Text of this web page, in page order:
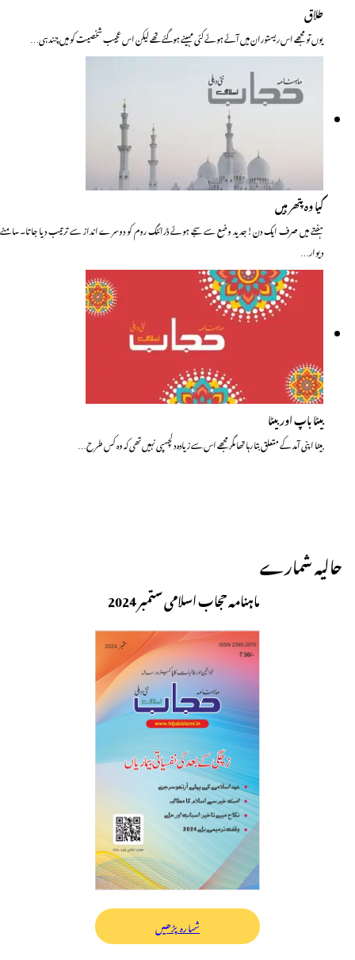
طلاق
یوں تو مجھے اس ریستوران میں آئے ہوئے کئی مہینے ہوگئے تھے لیکن اس عجیب شخصیت کو میں چند ہی…
کیا وہ پتھر ہیں
ہفتے میں صرف ایک دن! جدید وضع سے سجے ہوئے ڈرائنگ روم کو دوسرے انداز سے ترتیب دیا جاتا۔سامنے
دیوار…
بیٹا باپ اور بیٹا
بیٹا اپنی آمد کے متعلق بتا رہا تھا مگر مجھے اس سے زیادہ دلچسپی نہیں تھی کہ وہ کس طرح…
حالیہ شمارے
ماہنامہ حجاب اسلامی ستمبر 2024
شمارہ پڑھیں